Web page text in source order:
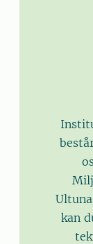
men
system. Vi
olika
även med
eller
kan